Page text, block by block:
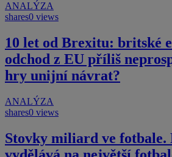
ANALÝZA
shares0 views
10 let od Brexitu: britské
odchod z EU příliš
hry unijní návrat?
ANALÝZA
shares0 views
Stovky miliard ve fotbale.